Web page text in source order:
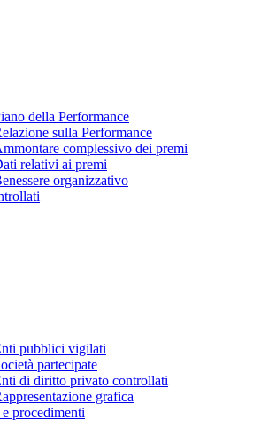
della Performance
sulla Performance
complessivo dei premi
relativi ai premi
organizzativo
pubblici vigilati
partecipate
di diritto privato controllati
grafica
procedimenti